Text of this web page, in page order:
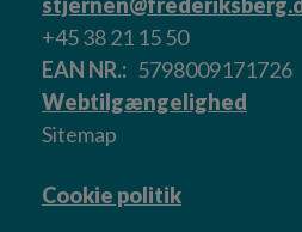
+45 38 21 15 50
EAN NR.
5798009171726
Webtilgængelighed
Sitemap
Cookie politik